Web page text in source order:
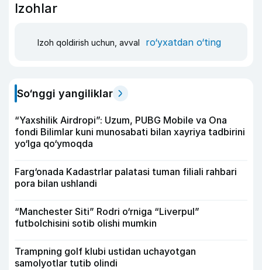
Izohlar
Izoh qoldirish uchun, avval ro‘yxatdan o‘ting
So‘nggi yangiliklar
“Yaxshilik Airdropi”: Uzum, PUBG Mobile va Ona
fondi Bilimlar kuni munosabati bilan xayriya tadbirini
yo‘lga qo‘ymoqda
Farg‘onada Kadastrlar palatasi tuman filiali rahbari
pora bilan ushlandi
“Manchester Siti” Rodri o‘rniga “Liverpul”
futbolchisini sotib olishi mumkin
Trampning golf klubi ustidan uchayotgan
samolyotlar tutib olindi